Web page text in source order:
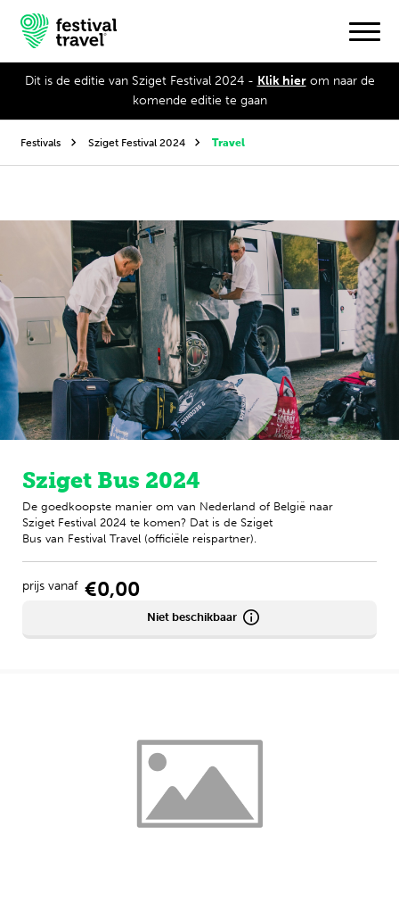
Inspiratie
Festivalnieuws
Contact
Mijn account
Nederlands
Dit is de editie van Sziget Festival 2024 - Klik hierom naar de
komende editie te gaan
Festivals Sziget Festival 2024 Travel
Sziget Bus 2024
De goedkoopste manier om van Nederland of België naar
Sziget Festival 2024 te komen? Dat is de Sziget
Bus van Festival Travel (officiële reispartner).
prijs vanaf €0,00
Niet beschikbaar